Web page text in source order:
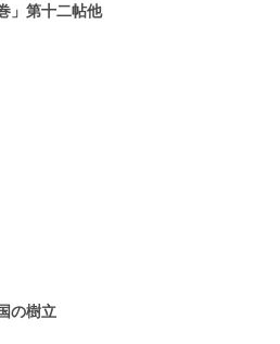
第十二帖他
の樹立